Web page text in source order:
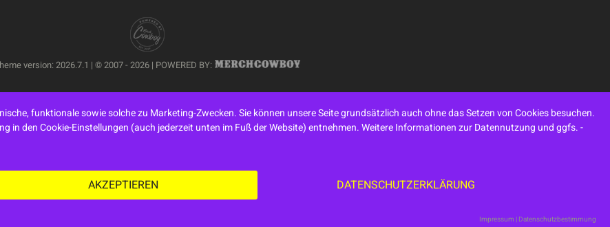
version: 2026.7.1 | © 2007 - 2026 | POWERED BY:
funktionale sowie solche zu Marketing-Zwecken. Sie können unsere Seite grundsätzlich auch ohne das Setzen von Cookies besuchen.
in den Cookie-Einstellungen (auch jederzeit unten im Fuß der Website) entnehmen. Weitere Informationen zur Datennutzung und ggfs. -
AKZEPTIEREN DATENSCHUTZERKLÄRUNG
Impressum | Datenschutzbestimmung